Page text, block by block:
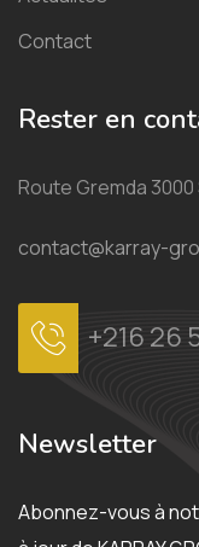
Contact
Rester en
Route Gremda
contact@karray-
+216 26
Newsletter
Abonnez-vous à